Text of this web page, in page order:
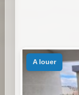
a louer